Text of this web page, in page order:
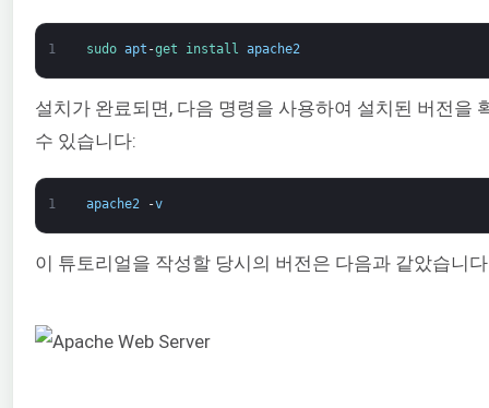
1 sudo apt -get install apache2
설치가 완료되면, 다음 명령을 사용하여 설치된 버전을
수 있습니다:
1 apache2 -v
이 튜토리얼을 작성할 당시의 버전은 다음과 같았습니